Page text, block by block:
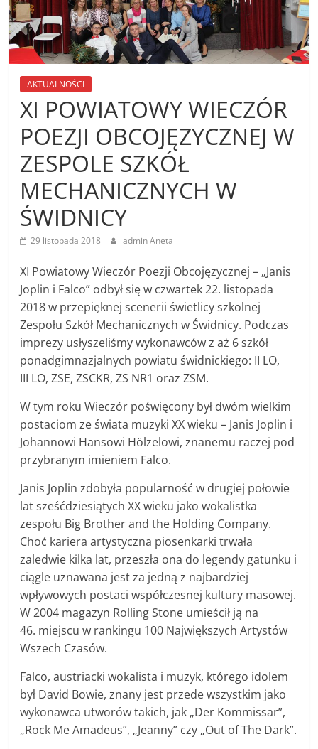
AKTUALNOŚCI
XI POWIATOWY WIECZÓR
POEZJI OBCOJĘZYCZNEJ W
ZESPOLE SZKÓŁ
MECHANICZNYCH W
ŚWIDNICY
29 listopada 2018 admin Aneta
XI Powiatowy Wieczór Poezji Obcojęzycznej – „Janis
Joplin i Falco” odbył się w czwartek 22. listopada
2018 w przepięknej scenerii świetlicy szkolnej
Zespołu Szkół Mechanicznych w Świdnicy. Podczas
imprezy usłyszeliśmy wykonawców z aż 6 szkół
ponadgimnazjalnych powiatu świdnickiego: II LO,
III LO, ZSE, ZSCKR, ZS NR1 oraz ZSM.
W tym roku Wieczór poświęcony był dwóm wielkim
postaciom ze świata muzyki XX wieku – Janis Joplin i
Johannowi Hansowi Hölzelowi, znanemu raczej pod
przybranym imieniem Falco.
Janis Joplin zdobyła popularność w drugiej połowie
lat sześćdziesiątych XX wieku jako wokalistka
zespołu Big Brother and the Holding Company.
Choć kariera artystyczna piosenkarki trwała
zaledwie kilka lat, przeszła ona do legendy gatunku i
ciągle uznawana jest za jedną z najbardziej
wpływowych postaci współczesnej kultury masowej.
W 2004 magazyn Rolling Stone umieścił ją na
46. miejscu w rankingu 100 Największych Artystów
Wszech Czasów.
Falco, austriacki wokalista i muzyk, którego idolem
był David Bowie, znany jest przede wszystkim jako
wykonawca utworów takich, jak „Der Kommissar”,
„Rock Me Amadeus”, „Jeanny” czy „Out of The Dark”.